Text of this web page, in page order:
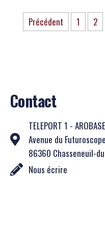
Précédent 1 2
Contact
TELEPORT 1 -
Avenue du Futuroscope
86360 Chasseneuil-
Nous écrire